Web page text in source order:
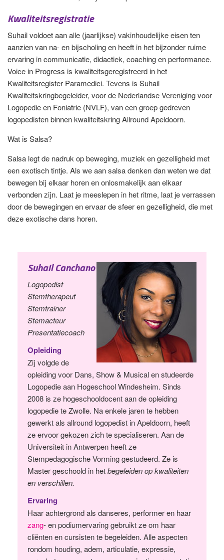
Kwaliteitsregistratie
Suhail voldoet aan alle (jaarlijkse) vakinhoudelijke eisen ten
aanzien van na- en bijscholing en heeft in het bijzonder ruime
ervaring in communicatie, didactiek, coaching en performance.
Voice in Progress is kwaliteitsgeregistreerd in het
Kwaliteitsregister Paramedici. Tevens is Suhail
Kwaliteitskringbegeleider, voor de Nederlandse Vereniging voor
Logopedie en Foniatrie (NVLF), van een groep gedreven
logopedisten binnen kwaliteitskring Allround Apeldoorn.
Wat is Salsa?
Salsa legt de nadruk op beweging, muziek en gezelligheid met
een exotisch tintje. Als we aan salsa denken dan weten we dat
bewegen bij elkaar horen en onlosmakelijk aan elkaar
verbonden zijn. Laat je meeslepen in het ritme, laat je verrassen
door de bewegingen en ervaar de sfeer en gezelligheid, die met
deze exotische dans horen.
Suhail Canchano
Logopedist
Stemtherapeut
Stemtrainer
Stemacteur
Presentatiecoach
Opleiding
Zij volgde de
opleiding voor Dans, Show & Musical en studeerde
Logopedie aan Hogeschool Windesheim. Sinds
2008 is ze hogeschooldocent aan de opleiding
logopedie te Zwolle. Na enkele jaren te hebben
gewerkt als allround logopedist in Apeldoorn, heeft
ze ervoor gekozen zich te specialiseren. Aan de
Universiteit in Antwerpen heeft ze
Stempedagogische Vorming gestudeerd. Ze is
Master geschoold in hetbegeleiden op kwaliteiten
en verschillen.
Ervaring
Haar achtergrond als danseres, performer en haar
zang- en podiumervaring gebruikt ze om haar
cliënten en cursisten te begeleiden. Alle aspecten
rondom houding, adem, articulatie, expressie,